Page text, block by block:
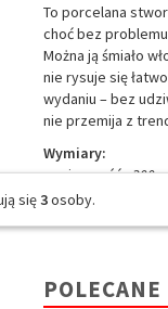
To porcelana
choć bez
Można ją śmiało
nie rysuje się
wydaniu – bez
nie przemija z
Wymiary:
- pojemność -300
- średnica spodka -
W ostatnich 7 dniach